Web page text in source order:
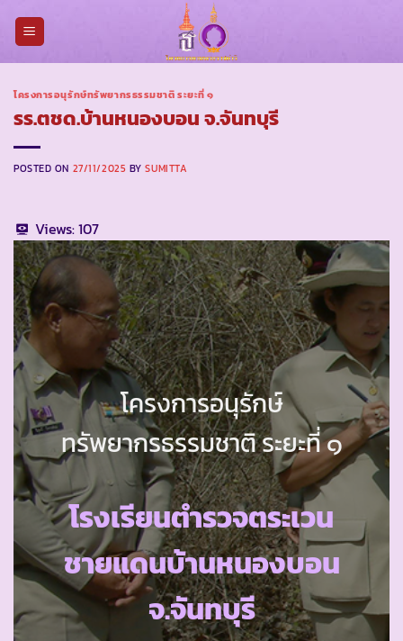
โครงการอนุรักษ์ทรัพยากรธรรมชาติ ระยะที่ ๑
รร.ตชด.บ้านหนองบอน จ.จันทบุรี
POSTED ON 27/11/2025 BYSUMITTA
Views:107
โครงการอนุรักษ์
ทรัพยากรธรรมชาติ ระยะที่ ๑
โรงเรียนตำรวจตระเวน
ชายแดนบ้านหนองบอน
จ.จันทบุรี